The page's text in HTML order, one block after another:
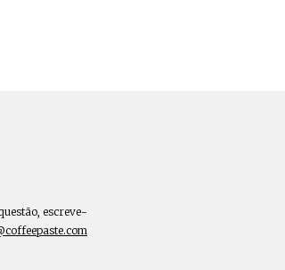
escreve-